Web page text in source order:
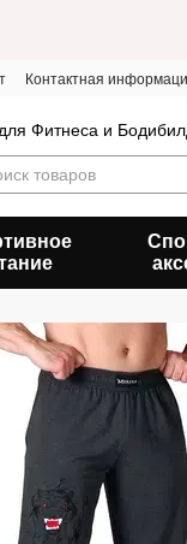
Контактная
Фитнеса и